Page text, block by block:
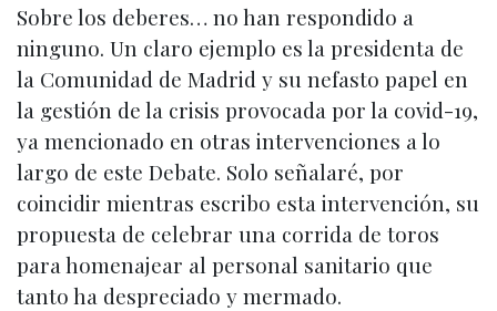
Sobre los deberes… no han respondido a
ninguno. Un claro ejemplo es la presidenta de
la Comunidad de Madrid y su nefasto papel en
la gestión de la crisis provocada por la covid-19,
ya mencionado en otras intervenciones a lo
largo de este Debate. Solo señalaré, por
coincidir mientras escribo esta intervención, su
propuesta de celebrar una corrida de toros
para homenajear al personal sanitario que
tanto ha despreciado y mermado.